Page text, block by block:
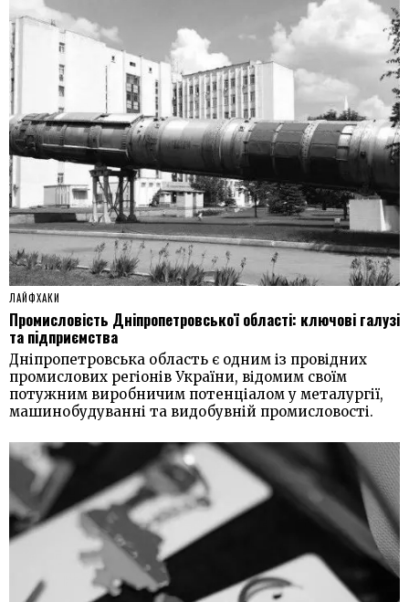
ЛАЙФХАКИ
Промисловість Дніпропетровської області: ключові галузі
та підприємства
Дніпропетровська область є одним із провідних
промислових регіонів України, відомим своїм
потужним виробничим потенціалом у металургії,
машинобудуванні та видобувній промисловості.